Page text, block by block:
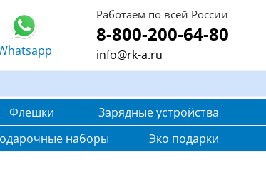
Работаем по всей России
8-800-200-64-80
info@rk-a.ru
Флешки
Зарядные устройства
наборы Эко подарки